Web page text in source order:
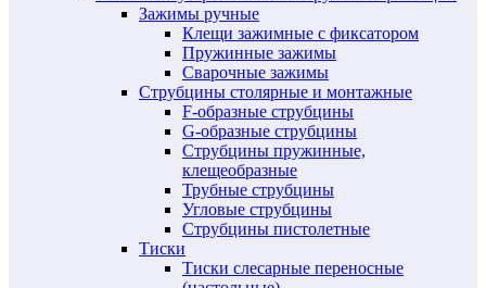
Зажимы ручные
Клещи зажимные с фиксатором
Пружинные зажимы
Сварочные зажимы
Струбцины столярные и монтажные
F-образные струбцины
G-образные струбцины
Струбцины пружинные,
клещеобразные
Трубные струбцины
Угловые струбцины
Струбцины пистолетные
Тиски
Тиски слесарные переносные